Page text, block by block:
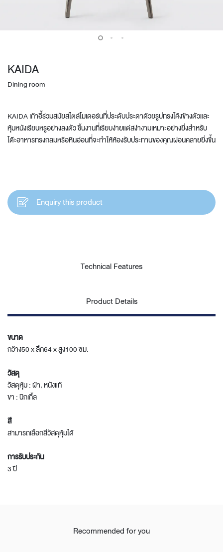
KAIDA
Dining room
KAIDA เก้าอี้ร่วมสมัยสไตล์โมเดอร์นที่ประดับประดาด้วยรูปทรงโค้งข้างตัวและ
หุ้มหนังเรียบหรูอย่างลงตัว ชิ้นงานที่เรียบง่ายแต่สง่างามเหมาะอย่างยิ่งสำหรับ
โต๊ะอาหารทรงกลมหรือหินอ่อนที่จะทำให้ห้องรับประทานของคุณผ่อนคลายยิ่งขึ้น
Enquiry this product
Technical Features
Product Details
ขนาด
กว้าง50 x ลึก64 x สูง100 ซม.
วัสดุ
วัสดุหุ้ม : ผ้า, หนังแท้
ขา : นิกเกิ้ล
สี
สามารถเลือกสีวัสดุหุ้มได้
การรับประกัน
3 ปี
Recommended for you